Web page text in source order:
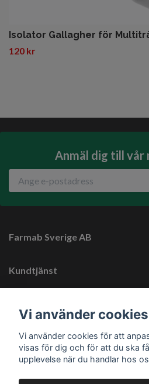
Isolator Gallagher för
120 kr
Anmäl dig till vår
Farmab Sverige AB
Kundtjänst
Sociala medier
Vi använder cookies
Vi använder cookies för att
visas för dig och för att du ska
upplevelse när du handlar hos